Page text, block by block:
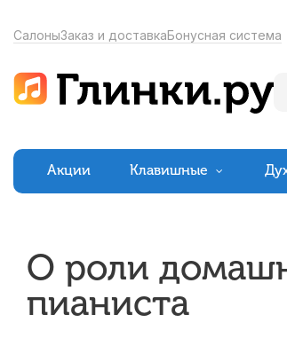
СалоныЗаказ и доставкаБонусная система
Акции Клавишные
О роли
пианиста